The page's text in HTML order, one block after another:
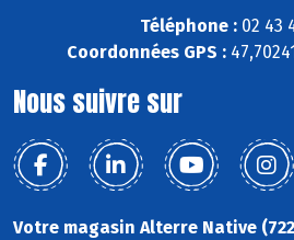
Téléphone :02 43
Coordonnées GPS :
Nous suivre sur
Votre magasin Alterre Native